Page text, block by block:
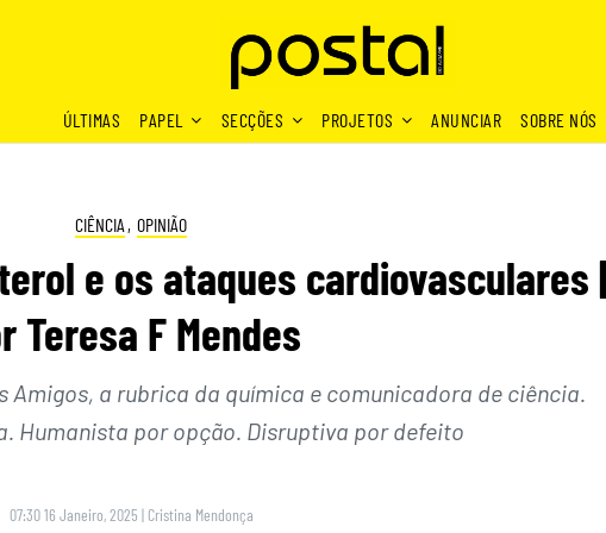
ÚLTIMAS
PAPEL SECÇÕES PROJETOS ANUNCIAR SOBRE NÓS
CIÊNCIA , OPINIÃO
e os ataques cardiovasculares |
Teresa F Mendes
Amigos, a rubrica da química e comunicadora de ciência.
Humanista por opção. Disruptiva por defeito
07:30 16 Janeiro, 2025 | Cristina Mendonça